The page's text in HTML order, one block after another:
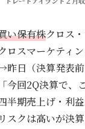
い保有株クロス
ロスマーケティ
昨日（決算発表
「今回2Q決算で
半期売上げ・利
リスクは高いが決算